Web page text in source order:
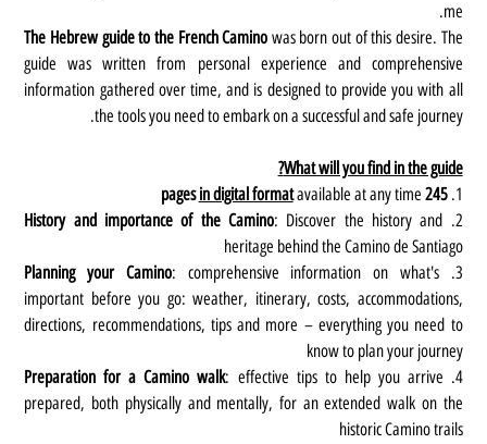
me.
The Hebrew guide to the French Camino was born out of this desire. The
guide was written from personal experience and comprehensive
information gathered over time, and is designed to provide you with all
the tools you need to embark on a successful and safe journey.
What will you find in the guide?
1.
245 pages
in digital formatavailable at any time
2.
History and importance of the Camino: Discover the history and
heritage behind the Camino de Santiago
3.
Planning your Camino: comprehensive information on what's
important before you go: weather, itinerary, costs, accommodations,
directions, recommendations, tips and more – everything you need to
know to plan your journey
4.
Preparation for a Camino walk: effective tips to help you arrive
prepared, both physically and mentally, for an extended walk on the
historic Camino trails